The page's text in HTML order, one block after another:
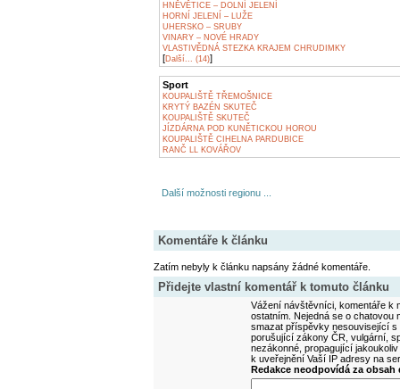
HNĚVĚTICE – DOLNÍ JELENÍ
HORNÍ JELENÍ – LUŽE
UHERSKO – SRUBY
VINARY – NOVÉ HRADY
VLASTIVĚDNÁ STEZKA KRAJEM CHRUDIMKY
[Další... (14)]
Sport
KOUPALIŠTĚ TŘEMOŠNICE
KRYTÝ BAZÉN SKUTEČ
KOUPALIŠTĚ SKUTEČ
JÍZDÁRNA POD KUNĚTICKOU HOROU
KOUPALIŠTĚ CIHELNA PARDUBICE
RANČ LL KOVÁŘOV
Další možnosti regionu ...
Komentáře k článku
Zatím nebyly k článku napsány žádné komentáře.
Přidejte vlastní komentář k tomuto článku
Vážení návštěvníci, komentáře k
ostatním. Nejedná se o
smazat příspěvky nesouvisející
porušující zákony ČR, vulgární,
nezákonné, propagující
k uveřejnění Vaší IP adresy na
Redakce neodpovídá za